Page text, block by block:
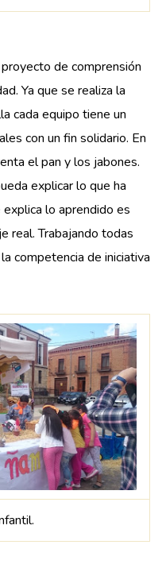
de comprensión
Ya que se realiza la
cada equipo tiene un
con un fin solidario. En
el pan y los jabones.
explicar lo que ha
lo aprendido es
real. Trabajando todas
competencia de iniciativa